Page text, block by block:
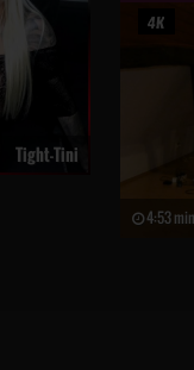
Tight-Tini
4:53 min.